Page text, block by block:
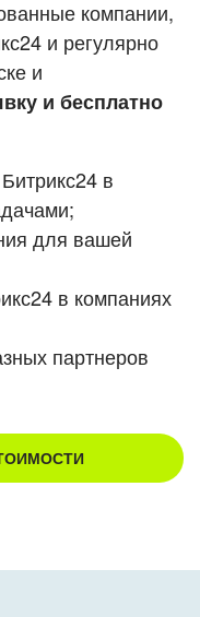
компании,
и регулярно
и
и бесплатно
в
для вашей
в компаниях
партнеров